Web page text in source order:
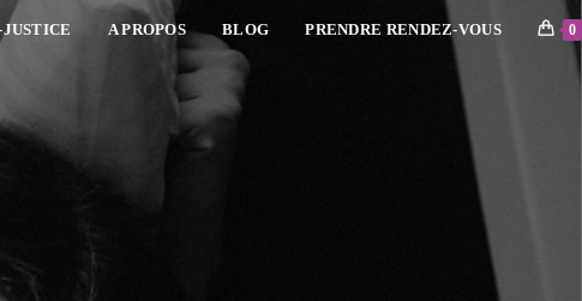
A PROPOS BLOG PRENDRE RENDEZ-VOUS 0